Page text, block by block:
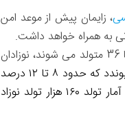
، زایمان پیش از موعد امن
به همراه خواهد داشت.
نوزاد در هفته 36 زودرس تلقی می شود. به نقل از منابع معتبر علمی قریب به سه چهارم نوزادانی که بین هفته 34 تا 36 متولد می شوند، نوزادان
سالانه در کشور ما یک میلیون و ۶۰۰ هزار زایمان به وقوع می‌پیوندد که حدود ۸ تا ۱۲ درصد
این نوزادان به صورت نارس به دنیا می‌آیند. میانگین جهانی تولد نوزادان نارس ۱۰ درصد بوده که در ایران براساس آمار تولد ۱۶۰ هزار تولد نوزاد